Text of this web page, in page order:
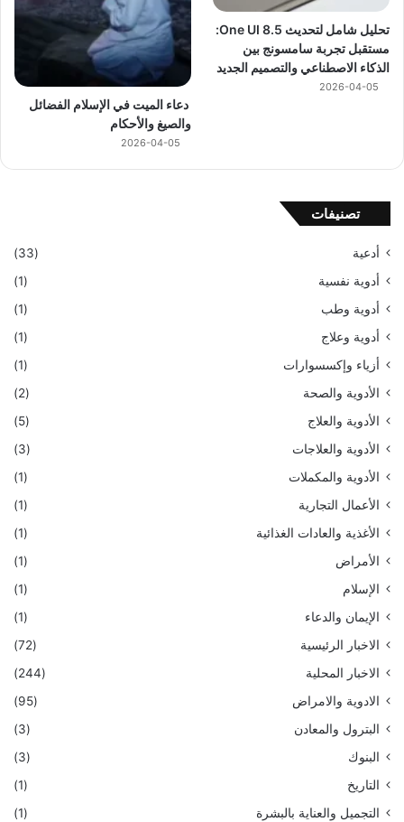
تحليل شامل لتحديث One UI 8.5:
مستقبل تجربة سامسونج بين
الذكاء الاصطناعي والتصميم الجديد
2026-04-05
دعاء الميت في الإسلام الفضائل
والصيغ والأحكام
2026-04-05
تصنيفات
أدعية
(33)
أدوية نفسية
(1)
أدوية وطب
(1)
أدوية وعلاج
(1)
أزياء وإكسسوارات
(1)
الأدوية والصحة
(2)
الأدوية والعلاج
(5)
الأدوية والعلاجات
(3)
الأدوية والمكملات
(1)
الأعمال التجارية
(1)
الأغذية والعادات الغذائية
(1)
الأمراض
(1)
الإسلام
(1)
الإيمان والدعاء
(1)
الاخبار الرئيسية
(72)
الاخبار المحلية
(244)
الادوية والامراض
(95)
البترول والمعادن
(3)
البنوك
(3)
التاريخ
(1)
التجميل والعناية بالبشرة
(1)